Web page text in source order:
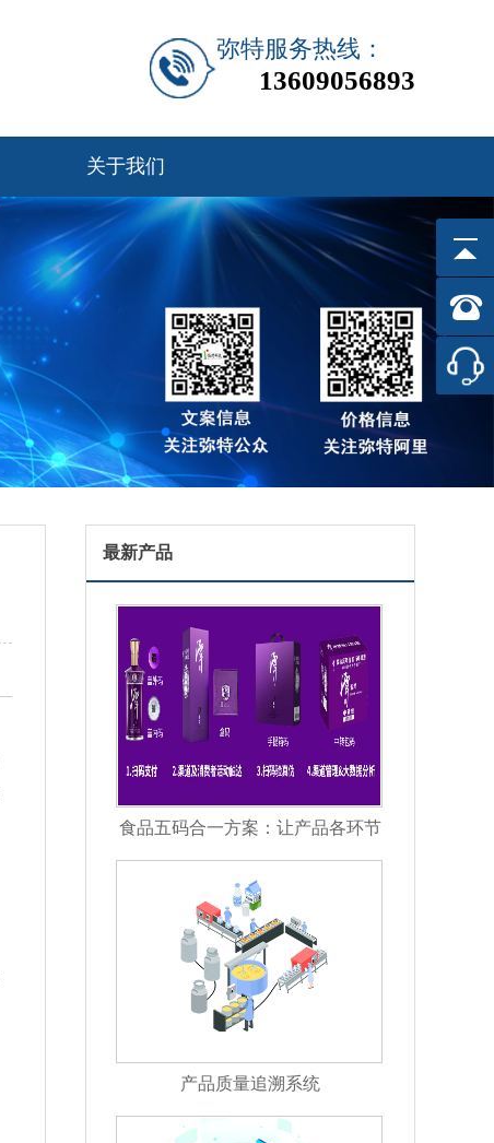
弥特服务热线：
13609056893
关于我们
最新产品
食品五码合一方案：让产品各环节
信息彼此关联
产品质量追溯系统